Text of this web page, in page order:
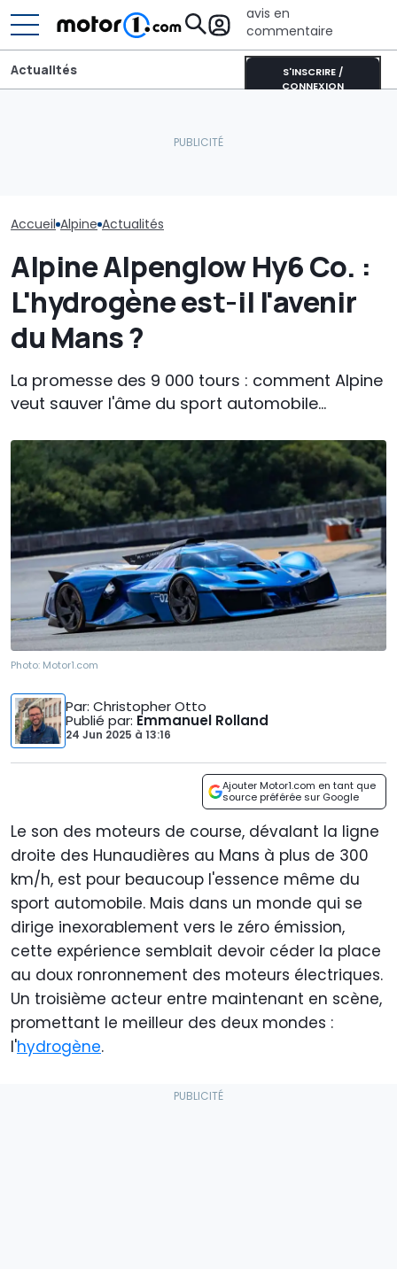
avis en
commentaire
S'INSCRIRE /
CONNEXION
Actualités
Accueil Alpine Actualités
Alpine Alpenglow Hy6 Co. :
L'hydrogène est-il l'avenir
du Mans ?
La promesse des 9 000 tours : comment Alpine
veut sauver l'âme du sport automobile...
Photo: Motor1.com
Par: Christopher Otto
Publié par: Emmanuel Rolland
24 Jun 2025 à 13:16
Ajouter Motor1.com en tant que
source préférée sur Google
Le son des moteurs de course, dévalant la ligne
droite des Hunaudières au Mans à plus de 300
km/h, est pour beaucoup l'essence même du
sport automobile. Mais dans un monde qui se
dirige inexorablement vers le zéro émission,
cette expérience semblait devoir céder la place
au doux ronronnement des moteurs électriques.
Un troisième acteur entre maintenant en scène,
promettant le meilleur des deux mondes :
l'hydrogène.